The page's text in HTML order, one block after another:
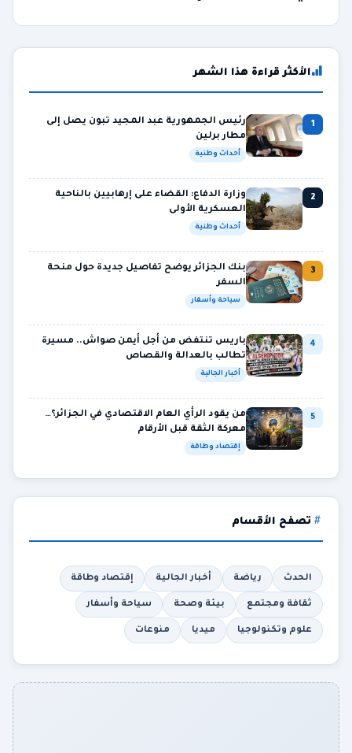
الأكثر قراءة هذا الشهر
1
رئيس الجمهورية عبد المجيد تبون يصل إلى
مطار برلين
أحداث وطنية
2
وزارة الدفاع: القضاء على إرهابيين بالناحية
العسكرية الأولى
أحداث وطنية
3
بنك الجزائر يوضح تفاصيل جديدة حول منحة
السفر
سياحة وأسفار
4
باريس تنتفض من أجل أيمن صواش.. مسيرة
تطالب بالعدالة والقصاص
أخبار الجالية
5
من يقود الرأي العام الاقتصادي في الجزائر؟…
معركة الثقة قبل الأرقام
إقتصاد وطاقة
تصفح الأقسام
الحدث رياضة أخبار الجالية إقتصاد وطاقة
ثقافة ومجتمع بيئة وصحة سياحة وأسفار
علوم وتكنولوجيا ميديا منوعات